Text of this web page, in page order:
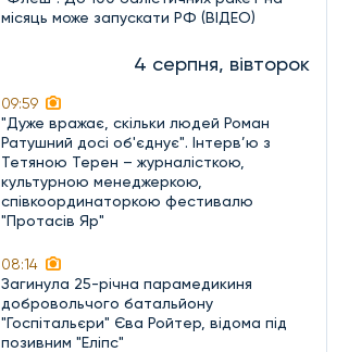
місяць може запускати РФ (ВІДЕО)
4 серпня, вівторок
09:59
"Дуже вражає, скільки людей Роман
Ратушний досі об'єднує". Інтерв’ю з
Тетяною Терен – журналісткою,
культурною менеджеркою,
співкоординаторкою фестивалю
"Протасів Яр"
08:14
Загинула 25-річна парамедикиня
добровольчого батальйону
"Госпітальєри" Єва Ройтер, відома під
позивним "Еліпс"